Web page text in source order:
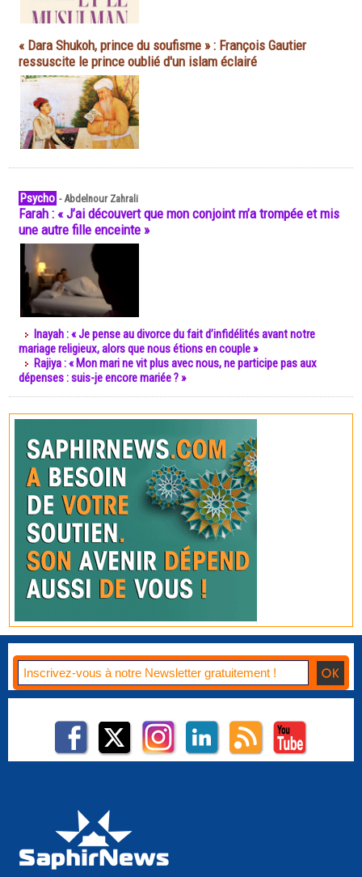
« Dara Shukoh, prince du soufisme » : François Gautier
ressuscite le prince oublié d'un islam éclairé
Psycho -Abdelnour Zahrali
Farah : « J’ai découvert que mon conjoint m’a trompée et mis
une autre fille enceinte »
Inayah : « Je pense au divorce du fait d’infidélités avant notre
mariage religieux, alors que nous étions en couple »
Rajiya : « Mon mari ne vit plus avec nous, ne participe pas aux
dépenses : suis-je encore mariée ? »